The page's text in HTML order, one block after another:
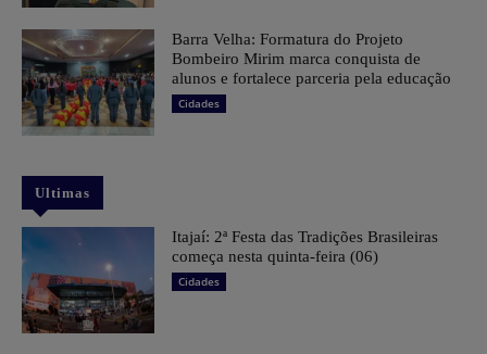
Barra Velha: Formatura do Projeto
Bombeiro Mirim marca conquista de
alunos e fortalece parceria pela educação
Cidades
Ultimas
​Itajaí: 2ª Festa das Tradições Brasileiras
começa nesta quinta-feira (06)
Cidades